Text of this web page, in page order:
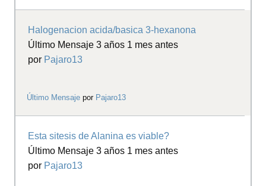
Halogenacion acida/basica 3-hexanona
Último Mensaje 3 años 1 mes antes
por Pajaro13
Último Mensaje por Pajaro13
Esta sitesis de Alanina es viable?
Último Mensaje 3 años 1 mes antes
por Pajaro13